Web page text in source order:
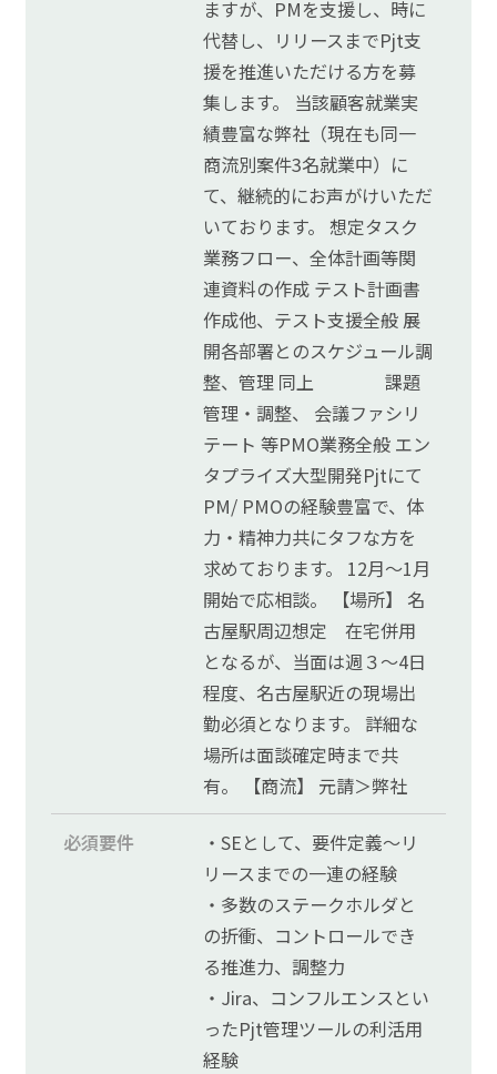
ますが、PMを支援し、時に
代替し、リリースまでPjt支
援を推進いただける方を募
集します。 当該顧客就業実
績豊富な弊社（現在も同一
商流別案件3名就業中）に
て、継続的にお声がけいただ
いております。 想定タスク
業務フロー、全体計画等関
連資料の作成 テスト計画書
作成他、テスト支援全般 展
開各部署とのスケジュール調
整、管理 同上 課題
管理・調整、 会議ファシリ
テート 等PMO業務全般 エン
タプライズ大型開発Pjtにて
PM/ PMOの経験豊富で、体
力・精神力共にタフな方を
求めております。 12月～1月
開始で応相談。 【場所】 名
古屋駅周辺想定 在宅併用
となるが、当面は週３～4日
程度、名古屋駅近の現場出
勤必須となります。 詳細な
場所は面談確定時まで共
有。 【商流】 元請＞弊社
必須要件
・SEとして、要件定義～リ
リースまでの一連の経験
・多数のステークホルダと
の折衝、コントロールでき
る推進力、調整力
・Jira、コンフルエンスとい
ったPjt管理ツールの利活用
経験